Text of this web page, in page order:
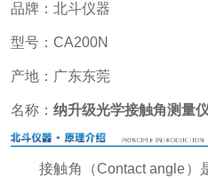
品牌：北斗仪器
型号：CA200N
产地：广东东莞
名称： 纳升级光学接触角测量仪
接触角（Contact angle）